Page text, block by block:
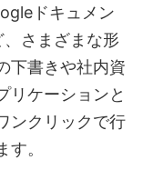
ドキュメン
さまざまな形
下書きや社内資
リケーションと
ンクリックで行
。